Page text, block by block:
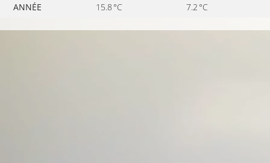
ANNÉE
15.8 °C 7.2 °C